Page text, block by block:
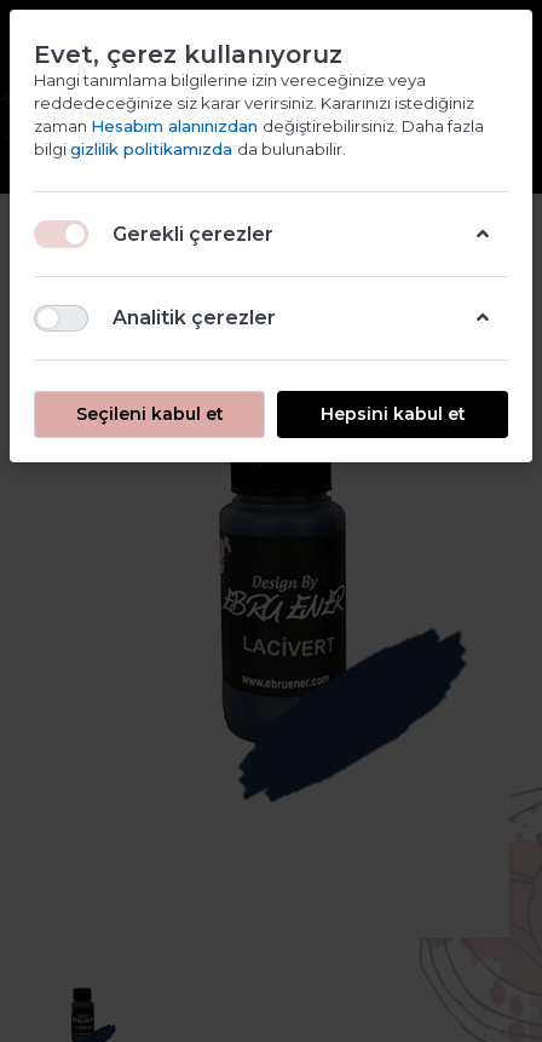
Giriş yap Kaydol
Evet, çerez kullanıyoruz
Hangi tanımlama bilgilerine izin vereceğinize veya
reddedeceğinize siz karar verirsiniz. Kararınızı istediğiniz
zaman Hesabım alanınızdan değiştirebilirsiniz. Daha fazla
bilgigizlilik politikamızda da bulunabilir.
Gerekli çerezler
Analitik çerezler
Seçileni kabul et Hepsini kabul et